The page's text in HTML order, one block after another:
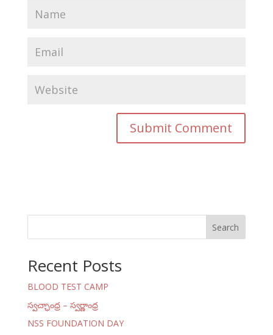
Search
Recent Posts
BLOOD TEST CAMP
స్వచ్ఛాంధ్ర – స్వర్ణాంధ్ర
NSS FOUNDATION DAY